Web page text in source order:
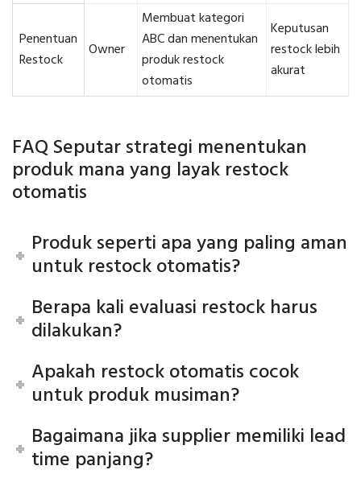
Penentuan
Restock
Owner
Membuat kategori
ABC dan menentukan
produk restock
otomatis
Keputusan
restock lebih
akurat
FAQ Seputar strategi menentukan
produk mana yang layak restock
otomatis
Produk seperti apa yang paling aman
untuk restock otomatis?
Berapa kali evaluasi restock harus
dilakukan?
Apakah restock otomatis cocok
untuk produk musiman?
Bagaimana jika supplier memiliki lead
time panjang?